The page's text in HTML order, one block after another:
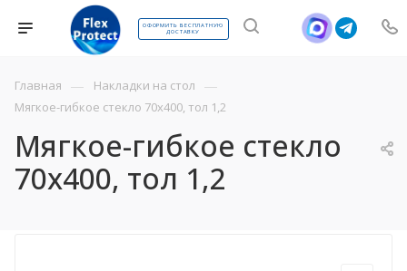
ОФОРМИТЬ БЕСПЛАТНУЮ
ДОСТАВКУ
Главная — Накладки на стол —
Мягкое-гибкое стекло 70х400, тол 1,2
Мягкое-гибкое стекло
70х400, тол 1,2